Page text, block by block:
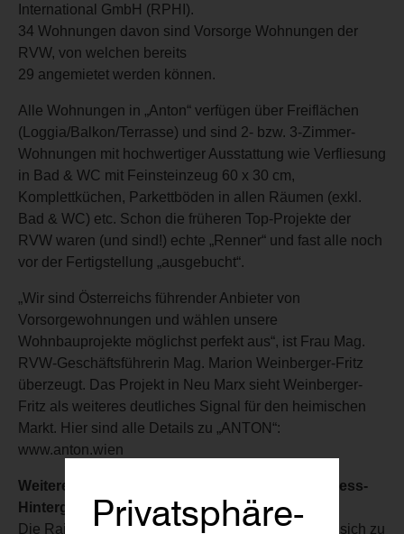
International GmbH (RPHI).
34 Wohnungen davon sind Vorsorge Wohnungen der
RVW, von welchen bereits
29 angemietet werden können.
Alle Wohnungen in „Anton“ verfügen über Freiflächen
(Loggia/Balkon/Terrasse) und sind 2- bzw. 3-Zimmer-
Wohnungen mit hochwertiger Ausstattung wie Verfliesung
in Bad & WC mit Feinsteinzeug 60 x 30 cm,
Komplettküchen, Parkettböden in allen Räumen (exkl.
Bad & WC) etc. Schon die früheren Top-Projekte der
RVW waren (und sind!) echte „Renner“ und fast alle noch
vor der Fertigstellung „ausgebucht“.
„Wir sind Österreichs führender Anbieter von
Vorsorgewohnungen und wählen unsere
Wohnbauprojekte möglichst perfekt aus“, ist Frau Mag.
RVW-Geschäftsführerin Mag. Marion Weinberger-Fritz
überzeugt. Das Projekt in Neu Marx sieht Weinberger-
Fritz als weiteres deutliches Signal für den heimischen
Markt. Hier sind alle Details zu „ANTON“:
www.anton.wien
Weitere RVW-Vorsorgewohnungen und „Business-
Hintergrund“
Die Raiffeisen Vorsorge Wohnung GmbH befindet sich zu
Privatsphäre-